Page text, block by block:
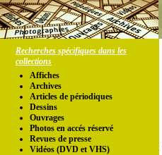
Recherches spécifiques dans les
collections
Affiches
Archives
Articles de périodiques
Dessins
Ouvrages
Photos en accés réservé
Revues de presse
Vidéos (DVD et VHS)